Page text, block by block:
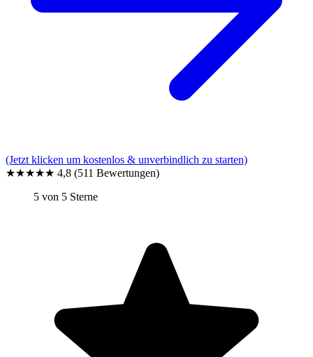
(Jetzt klicken um kostenlos & unverbindlich zu starten)
★★★★★ 4,8 (511 Bewertungen)
5 von 5 Sterne